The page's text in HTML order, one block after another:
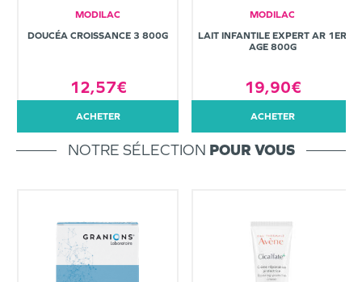
MODILAC
DOUCÉA CROISSANCE 3 800G
12,57€
ACHETER
MODILAC
LAIT INFANTILE EXPERT AR 1ER
AGE 800G
19,90€
ACHETER
NOTRE SÉLECTION POUR VOUS